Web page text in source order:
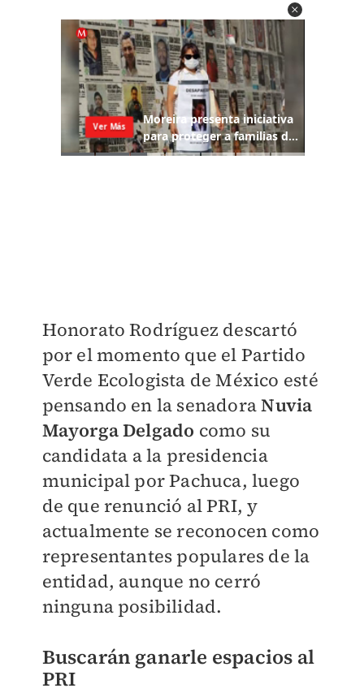
Honorato Rodríguez descartó
por el momento que el Partido
Verde Ecologista de México esté
pensando en la senadoraNuvia
Mayorga Delgado como su
candidata a la presidencia
municipal por Pachuca, luego
de que renunció al PRI, y
actualmente se reconocen como
representantes populares de la
entidad, aunque no cerró
ninguna posibilidad.
Buscarán ganarle espacios al
PRI